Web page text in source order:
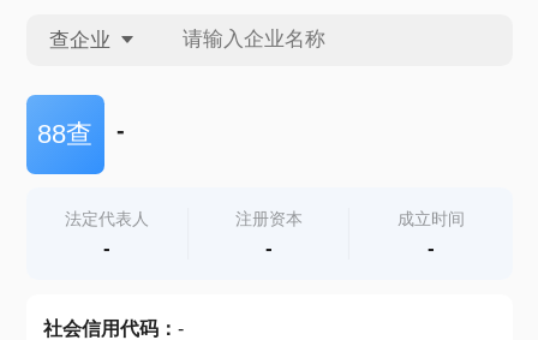
查企业
查企业
查产地
88查 -
法定代表人
-
注册资本
-
成立时间
-
社会信用代码： -